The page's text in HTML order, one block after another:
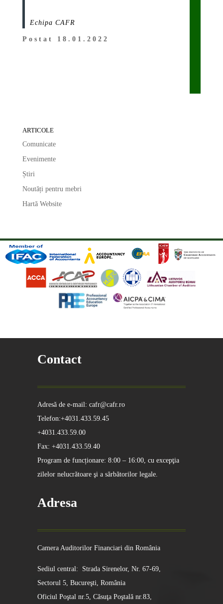
Echipa CAFR
Postat 18.01.2022
ARTICOLE
Comunicate
Evenimente
Știri
Noutăți pentru mebri
Hartă Website
Contact
Adresă de e-mail: cafr@cafr.ro
Telefon:+4031.433.59.45
+4031.433.59.00
Fax: +4031.433.59.40
Program de funcționare: 8:00 – 16:00, cu excepţia
zilelor nelucrătoare şi a sărbătorilor legale.
Adresa
Camera Auditorilor Financiari din România
Sediul central: Strada Sirenelor, Nr. 67-69,
Sectorul 5, Bucureşti, România
Oficiul Poştal nr.5, Căsuţa Poştală nr.83,